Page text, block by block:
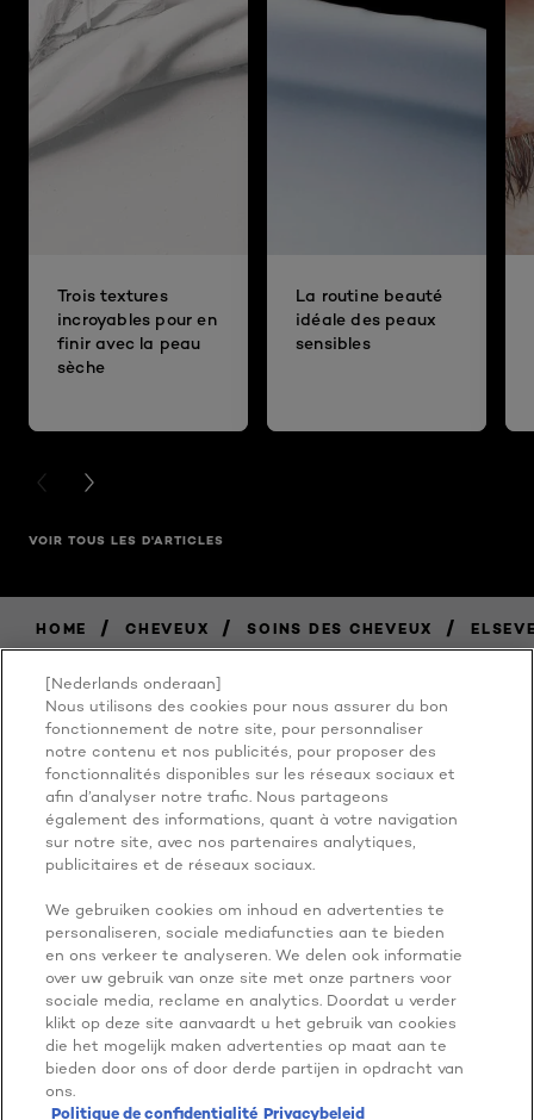
Trois textures
incroyables pour en
finir avec la peau
sèche
La routine beauté
idéale des peaux
sensibles
PREVIOUS CARD
NEXT CARD
VOIR TOUS LES D'ARTICLES
HOME / CHEVEUX / SOINS DES CHEVEUX /
BECAUSE
YOU'RE
WORTH IT
PLUS À EXPLORER
ADDRESS
[Nederlands onderaan]
Nous utilisons des cookies pour nous assurer du bon
fonctionnement de notre site, pour personnaliser
notre contenu et nos publicités, pour proposer des
fonctionnalités disponibles sur les réseaux sociaux et
afin d’analyser notre trafic. Nous partageons
également des informations, quant à votre navigation
sur notre site, avec nos partenaires analytiques,
publicitaires et de réseaux sociaux.
We gebruiken cookies om inhoud en advertenties te
personaliseren, sociale mediafuncties aan te bieden
en ons verkeer te analyseren. We delen ook informatie
over uw gebruik van onze site met onze partners voor
sociale media, reclame en analytics. Doordat u verder
klikt op deze site aanvaardt u het gebruik van cookies
die het mogelijk maken advertenties op maat aan te
bieden door ons of door derde partijen in opdracht van
ons.
Politique de confidentialité Privacybeleid